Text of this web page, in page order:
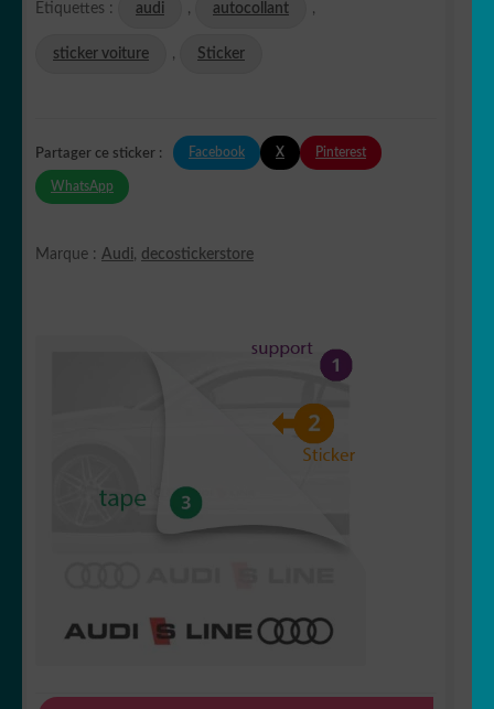
Étiquettes : audi , autocollant ,
sticker voiture , Sticker
Partager ce sticker : Facebook X Pinterest
WhatsApp
Marque : Audi, decostickerstore